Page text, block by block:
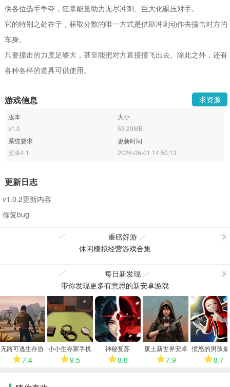
供各位选手争夺，狂暴能量助力无尽冲刺、巨大化碾压对手。
它的特别之处在于，获取分数的唯一方式是借助冲刺动作去撞击对方的
车身。
只要撞击的力度足够大，甚至能把对方直接撞飞出去。除此之外，还有
各种各样的道具可供使用。
游戏信息 求资源
版本
v1.0
大小
53.29MB
系统要求
安卓4.1
更新时间
2026-06-01 14:50:13
更新日志
v1.0.2更新内容
修复bug
重磅好游
多
休闲模拟经营游戏合集
每日新发现
多
带你发现更多有意思的新安卓游戏
无路可逃生存游
戏7.4
小小生存家手机
版9.5
神秘复苏
8.8
废土新世界安卓
版7.9
愤怒的男孩
版8.7